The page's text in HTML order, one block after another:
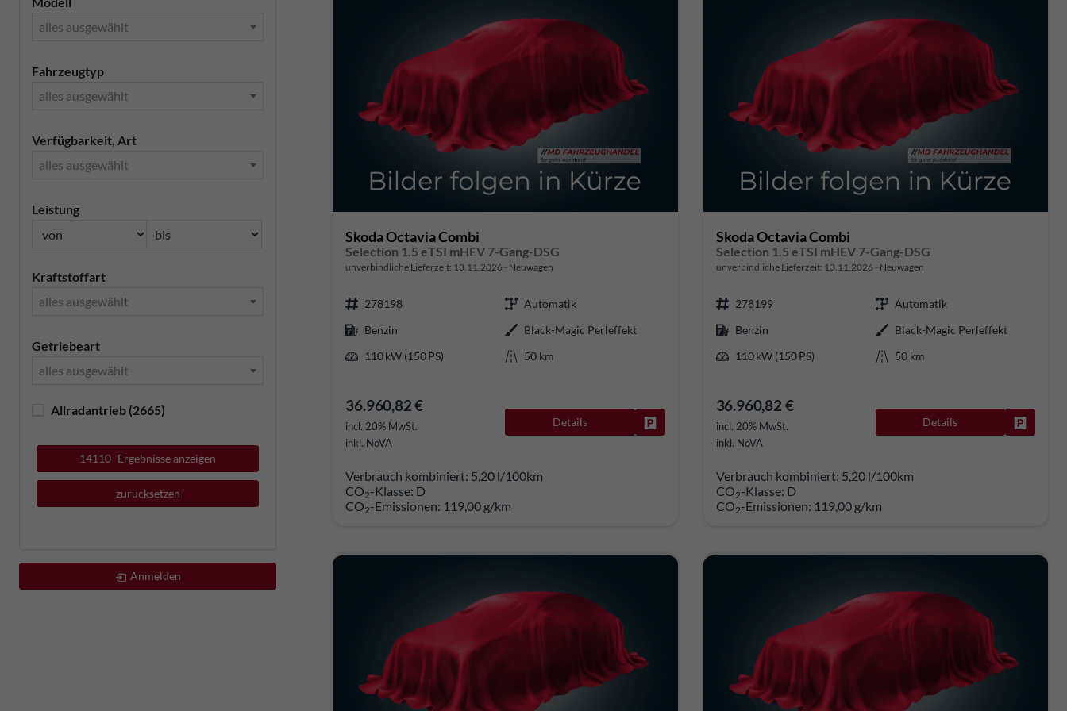
Skoda Octavia Combi
Selection 1.5 eTSI mHEV 7-Gang-DSG
unverbindliche Lieferzeit: 13.11.2026 Neuwagen
278198
Automatik
Benzin
Black-Magic Perleffekt
110 kW (150 PS)
50 km
36.960,82 €
incl. 20% MwSt.
inkl. NoVA
Details Fahrzeug parken
Verbrauch kombiniert: 5,20 l/100km
CO2-Klasse: D
CO2-Emissionen: 119,00 g/km
Skoda Octavia Combi
Selection 1.5 eTSI mHEV 7-Gang-DSG
unverbindliche Lieferzeit: 13.11.2026 Neuwagen
278199
Automatik
Benzin
Black-Magic Perleffekt
110 kW (150 PS)
50 km
36.960,82 €
incl. 20% MwSt.
inkl. NoVA
Details
Verbrauch kombiniert: 5,20 l/100km
CO2-Klasse: D
CO2-Emissionen: 119,00 g/km
alles ausgewählt
Fahrzeugtyp
alles ausgewählt
Verfügbarkeit, Art
alles ausgewählt
Leistung
Kraftstoffart
alles ausgewählt
Getriebeart
alles ausgewählt
Allradantrieb (2665)
14110 Ergebnisse anzeigen
zurücksetzen
Anmelden